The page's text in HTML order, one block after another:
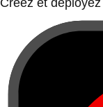
Créez et